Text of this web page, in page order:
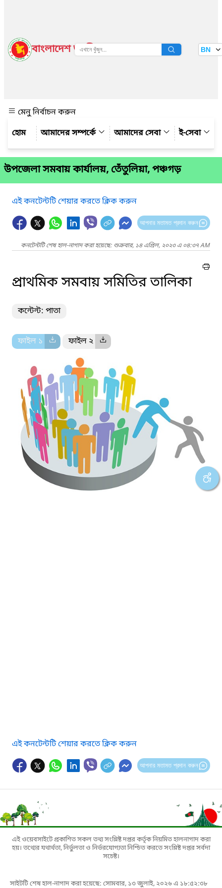
বাংলাদেশ জাতীয় তথ্য বাতায়ন BN
মেনু নির্বাচন করুন
আমাদের সম্পর্কে
আমাদের সেবা ই-সেবা
উপ‌জেলা সমবায় কার্যালয়, তেঁতুলিয়া, পঞ্চগড়
এই কনটেন্টটি শেয়ার করতে ক্লিক করুন
আপনার মতামত প্রদান করুন
কনটেন্টটি শেষ হাল-নাগাদ করা হয়েছে: শুক্রবার, ১৪ এপ্রিল, ২০২৩ এ ০৪:৩৭ AM
প্রাথমিক সমবায় সমিতির তালিকা
কন্টেন্ট: পাতা
ফাইল ১ ফাইল ২
এই কনটেন্টটি শেয়ার করতে ক্লিক করুন
আপনার মতামত প্রদান করুন
এই ওয়েবসাইটে প্রকাশিত সকল তথ্য সংশ্লিষ্ট দপ্তর কর্তৃক নিয়মিত হালনাগাদ করা
হয়। তথ্যের যথার্থতা, নির্ভুলতা ও নির্ভরযোগ্যতা নিশ্চিত করতে সংশ্লিষ্ট দপ্তর সর্বদা
সচেষ্ট।
সাইটটি শেষ হাল-নাগাদ করা হয়েছে: সোমবার, ১৩ জুলাই, ২০২৬ এ ১৮:৫২:৩৮